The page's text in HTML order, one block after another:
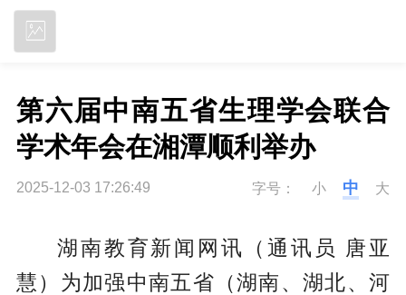
第六届中南五省生理学会联合
学术年会在湘潭顺利举办
2025-12-03 17:26:49 字号： 小 中 大
湖南教育新闻网讯（通讯员 唐亚
慧）为加强中南五省（湖南、湖北、河